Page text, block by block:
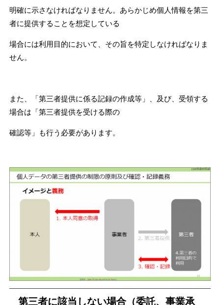
明確に示さなければなりません。あらかじめ個人情報を第三
者に提供することを想定している
場合には利用目的において、その旨を特定しなければなりま
せん。
また、「第三者提供に係る記録の作成等」、及び、受領する
場合は「第三者提供を受ける際の
確認等」も行う必要があります。
第三者に該当しない場合（委託、事業承